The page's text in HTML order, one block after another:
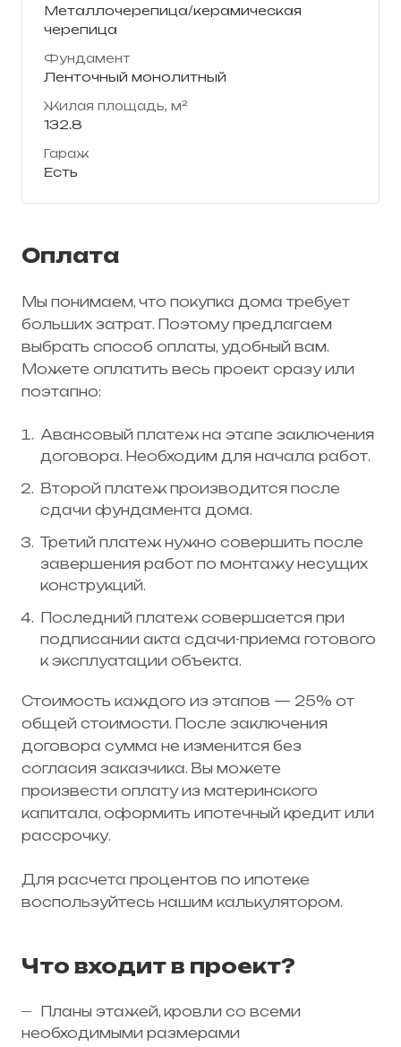
Металлочерепица/керамическая
черепица
Фундамент
Ленточный монолитный
Жилая площадь, м²
132.8
Гараж
Есть
Оплата
Мы понимаем, что покупка дома требует
больших затрат. Поэтому предлагаем
выбрать способ оплаты, удобный вам.
Можете оплатить весь проект сразу или
поэтапно:
Авансовый платеж на этапе заключения
договора. Необходим для начала работ.
Второй платеж производится после
сдачи фундамента дома.
Третий платеж нужно совершить после
завершения работ по монтажу несущих
конструкций.
Последний платеж совершается при
подписании акта сдачи-приема готового
к эксплуатации объекта.
Стоимость каждого из этапов — 25% от
общей стоимости. После заключения
договора сумма не изменится без
согласия заказчика. Вы можете
произвести оплату из материнского
капитала, оформить ипотечный кредит или
рассрочку.
Для расчета процентов по ипотеке
воспользуйтесь нашим калькулятором.
Что входит в проект?
Планы этажей, кровли со всеми
необходимыми размерами